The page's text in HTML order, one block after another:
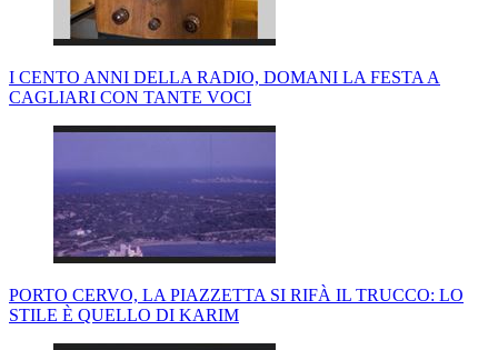
I CENTO ANNI DELLA RADIO, DOMANI LA FESTA A
CAGLIARI CON TANTE VOCI
PORTO CERVO, LA PIAZZETTA SI RIFÀ IL TRUCCO: LO
STILE È QUELLO DI KARIM